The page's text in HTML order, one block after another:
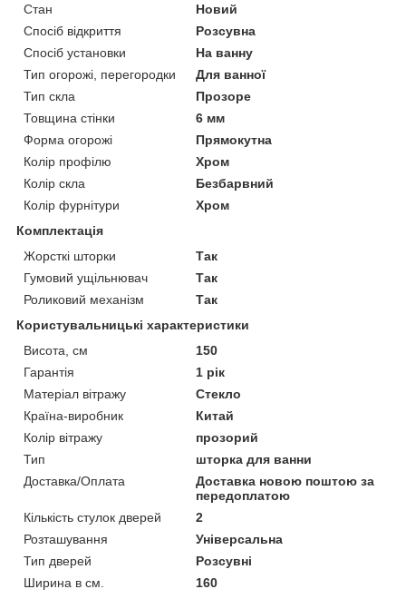
Стан
Новий
Спосіб відкриття
Розсувна
Спосіб установки
На ванну
Тип огорожі, перегородки
Для ванної
Тип скла
Прозоре
Товщина стінки
6 мм
Форма огорожі
Прямокутна
Колір профілю
Хром
Колір скла
Безбарвний
Колір фурнітури
Хром
Комплектація
Жорсткі шторки
Так
Гумовий ущільнювач
Так
Роликовий механізм
Так
Користувальницькі характеристики
Висота, см
150
Гарантія
1 рік
Матеріал вітражу
Стекло
Країна-виробник
Китай
Колір вітражу
прозорий
Тип
шторка для ванни
Доставка/Оплата
Доставка новою поштою за
передоплатою
Кількість стулок дверей
2
Розташування
Універсальна
Тип дверей
Розсувні
Ширина в см.
160